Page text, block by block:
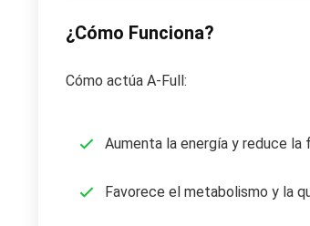
¿Cómo Funciona?
Cómo actúa A-Full:
Aumenta la energía y reduce la
Favorece el metabolismo y la